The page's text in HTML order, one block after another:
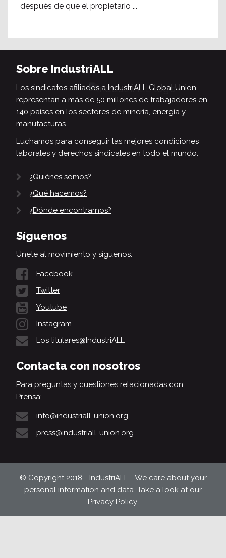
después de que el propietario ...
Sobre IndustriALL
Los sindicatos afiliados a IndustriALL Global Union
representan a más de 50 millones de trabajadores en
140 países en los sectores de minería, energía y
manufacturas.
Luchamos para conseguir las mejores condiciones
laborales y derechos sindicales en todo el mundo.
¿Quiénes somos?
¿Qué hacemos?
¿Dónde encontrarnos?
Síguenos
Únete al movimiento y síguenos:
Facebook
Twitter
Youtube
Instagram
Los titulares@IndustriALL
Contacta con nosotros
Para preguntas y cuestiones relacionadas con
Prensa:
info@industriall-union.org
press@industriall-union.org
© Copyright 2018 - IndustriALL - We care about your
personal information and data. Take a look at our
Privacy Policy.